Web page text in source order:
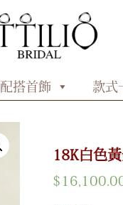
配搭首飾 款式
18K白色
$